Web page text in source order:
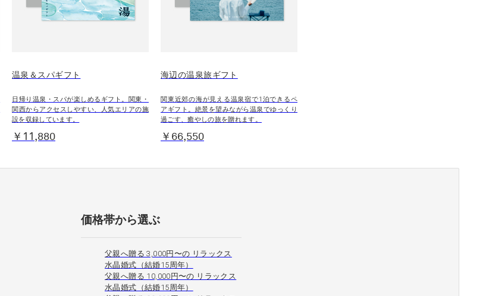
温泉＆スパギフト
日帰り温泉・スパが楽しめるギフト。関東・
関西からアクセスしやすい、人気エリアの施
設を収録しています。
￥11,880
海辺の温泉旅ギフト
関東近郊の海が見える温泉宿で1泊できるペ
アギフト。絶景を望みながら温泉でゆっくり
過ごす、癒やしの旅を贈れます。
￥66,550
価格帯から選ぶ
父親へ贈る 3,000円〜の リラックス
水晶婚式（結婚15周年）
父親へ贈る 10,000円〜の リラックス
水晶婚式（結婚15周年）